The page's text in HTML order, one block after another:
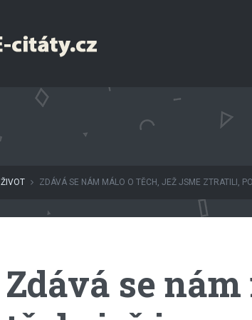
ŽIVOT ZDÁVÁ SE NÁM MÁLO O TĚCH, JEŽ JSME ZTRATILI,
Zdává se